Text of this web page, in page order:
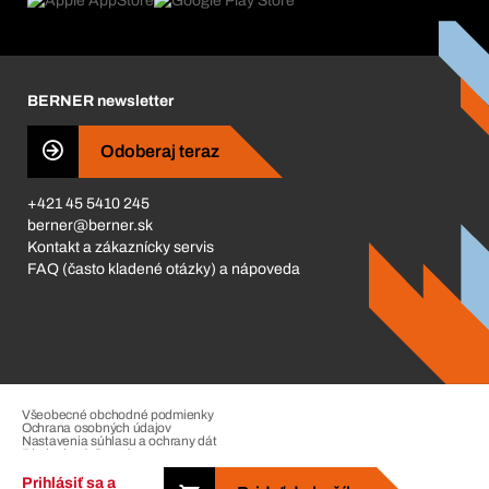
Prihlásiť sa a
Business Conduct
BERNER newsletter
Odoberaj teraz
+421 45 5410 245
berner@berner.sk
Kontakt a zákaznícky servis
FAQ (často kladené otázky) a nápoveda
Všeobecné obchodné podmienky
Ochrana osobných údajov
Nastavenia súhlasu a ochrany dát
Riadenie sťažností